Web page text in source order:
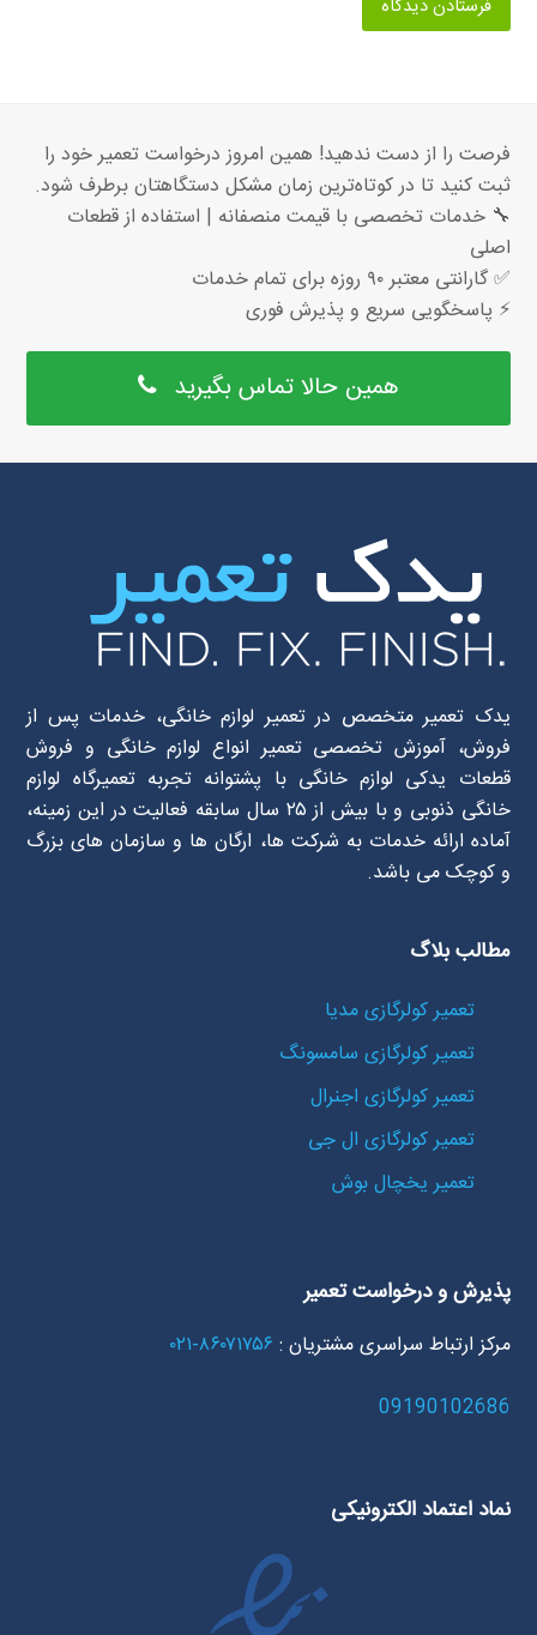
فرصت را از دست ندهید! همین امروز درخواست تعمیر خود را
ثبت کنید تا در کوتاه‌ترین زمان مشکل دستگاهتان برطرف شود.
🔧 خدمات تخصصی با قیمت منصفانه | استفاده از قطعات
اصلی
✅ گارانتی معتبر ۹۰ روزه برای تمام خدمات
⚡ پاسخگویی سریع و پذیرش فوری
همین حالا تماس بگیرید
یدک تعمیر متخصص در تعمیر لوازم خانگی، خدمات پس از
فروش، آموزش تخصصی تعمیر انواع لوازم خانگی و فروش
قطعات یدکی لوازم خانگی با پشتوانه تجربه تعمیرگاه لوازم
خانگی ذنوبی و با بیش از ۲۵ سال سابقه فعالیت در این زمینه،
آماده ارائه خدمات به شرکت ها، ارگان ها و سازمان های بزرگ
و کوچک می باشد.
مطالب بلاگ
تعمیر کولرگازی مدیا
تعمیر کولرگازی سامسونگ
تعمیر کولرگازی اجنرال
تعمیر کولرگازی ال جی
تعمیر یخچال بوش
پذیرش و درخواست تعمیر
مرکز ارتباط سراسری مشتریان : ۸۶۰۷۱۷۵۶-۰۲۱
09190102686
نماد اعتماد الکترونیکی